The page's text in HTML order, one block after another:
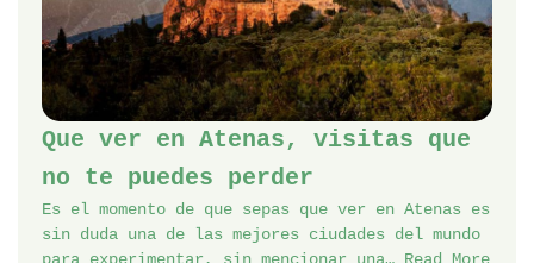
Que ver en Atenas, visitas que
no te puedes perder
Es el momento de que sepas que ver en Atenas es
sin duda una de las mejores ciudades del mundo